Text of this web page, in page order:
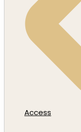
Access